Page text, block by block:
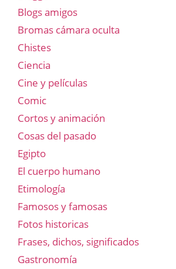
Blogs amigos
Bromas cámara oculta
Chistes
Ciencia
Cine y películas
Comic
Cortos y animación
Cosas del pasado
Egipto
El cuerpo humano
Etimología
Famosos y famosas
Fotos historicas
Frases, dichos, significados
Gastronomía